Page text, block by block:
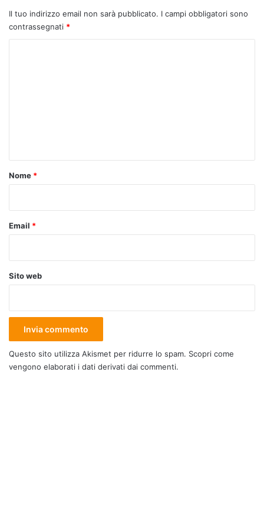
Il tuo indirizzo email non sarà pubblicato. I campi obbligatori sono
contrassegnati *
o
Nome *
Email *
Sito web
Questo sito utilizza Akismet per ridurre lo spam. Scopri come
vengono elaborati i dati derivati dai commenti.